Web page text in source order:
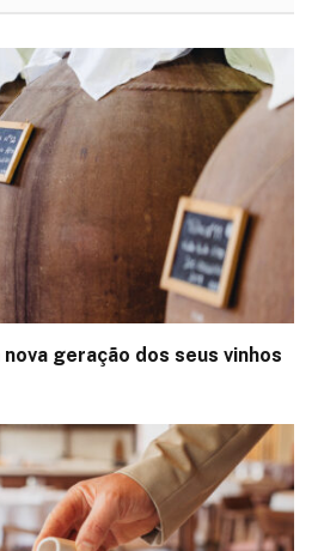
geração dos seus vinhos